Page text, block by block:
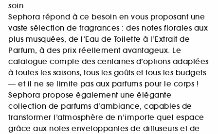
soin.
Sephora répond à ce besoin en vous proposant une
vaste sélection de fragrances : des notes florales aux
plus musquées, de l’Eau de Toilette à l’Extrait de
Parfum, à des prix réellement avantageux. Le
catalogue compte des centaines d’options adaptées
à toutes les saisons, tous les goûts et tous les budgets
— et il ne se limite pas aux parfums pour le corps !
Sephora propose également une élégante
collection de parfums d’ambiance, capables de
transformer l’atmosphère de n’importe quel espace
grâce aux notes enveloppantes de diffuseurs et de